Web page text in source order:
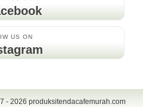
US ON
- 2026 produksitendacafemurah.com